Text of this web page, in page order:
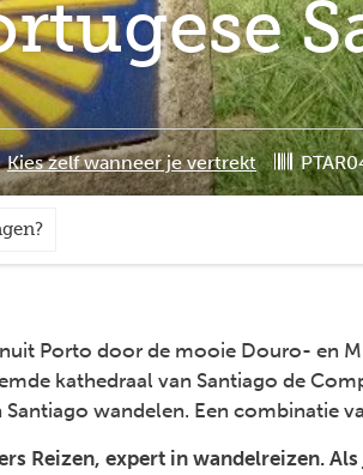
Kies zelf wanneer je vertrekt
Porto door de mooie Douro- en
kathedraal van Santiago de
wandelen. Een combinatie
Reizen, expert in wandelreizen.